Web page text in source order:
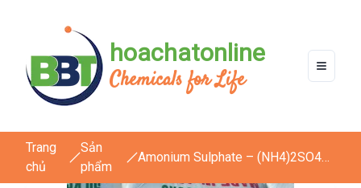
hoachatonline
Chemicals for Life
Trang
chủ
Sản
phẩm
Amonium Sulphate – (NH4)2SO4